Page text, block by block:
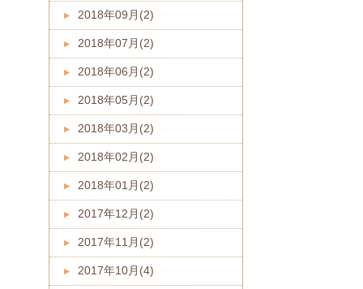
2018年09月(2)
2018年07月(2)
2018年06月(2)
2018年05月(2)
2018年03月(2)
2018年02月(2)
2018年01月(2)
2017年12月(2)
2017年11月(2)
2017年10月(4)